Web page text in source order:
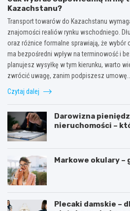
Kazachstanu?
Transport towarów do Kazachstanu
znajomości realiów rynku wschodniego.
oraz różnice formalne sprawiają, że wybór
ma bezpośredni wpływ na terminowość i
planujesz wysyłkę w tym kierunku, warto
zwrócić uwagę, zanim podpiszesz umowę…
Czytaj dalej
Darowizna
nieruchomości –
Markowe okulary
Plecaki damskie –